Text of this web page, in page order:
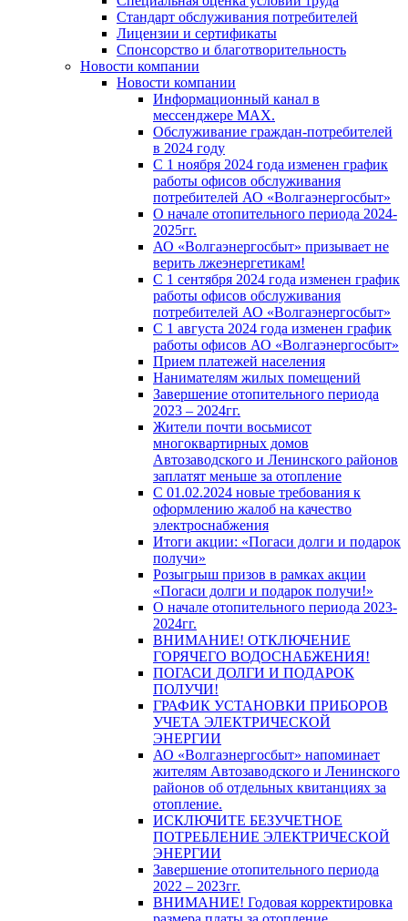
Стандарт обслуживания потребителей
Лицензии и сертификаты
Спонсорство и благотворительность
Новости компании
Новости компании
Информационный канал в
мессенджере MAX.
Обслуживание граждан-потребителей
в 2024 году
С 1 ноября 2024 года изменен график
работы офисов обслуживания
потребителей АО «Волгаэнергосбыт»
О начале отопительного периода 2024-
2025гг.
АО «Волгаэнергосбыт» призывает не
верить лжеэнергетикам!
С 1 сентября 2024 года изменен график
работы офисов обслуживания
потребителей АО «Волгаэнергосбыт»
С 1 августа 2024 года изменен график
работы офисов АО «Волгаэнергосбыт»
Прием платежей населения
Нанимателям жилых помещений
Завершение отопительного периода
2023 – 2024гг.
Жители почти восьмисот
многоквартирных домов
Автозаводского и Ленинского районов
заплатят меньше за отопление
С 01.02.2024 новые требования к
оформлению жалоб на качество
электроснабжения
Итоги акции: «Погаси долги и подарок
получи»
Розыгрыш призов в рамках акции
«Погаси долги и подарок получи!»
О начале отопительного периода 2023-
2024гг.
ВНИМАНИЕ! ОТКЛЮЧЕНИЕ
ГОРЯЧЕГО ВОДОСНАБЖЕНИЯ!
ПОГАСИ ДОЛГИ И ПОДАРОК
ПОЛУЧИ!
ГРАФИК УСТАНОВКИ ПРИБОРОВ
УЧЕТА ЭЛЕКТРИЧЕСКОЙ
ЭНЕРГИИ
АО «Волгаэнергосбыт» напоминает
жителям Автозаводского и Ленинского
районов об отдельных квитанциях за
отопление.
ИСКЛЮЧИТЕ БЕЗУЧЕТНОЕ
ПОТРЕБЛЕНИЕ ЭЛЕКТРИЧЕСКОЙ
ЭНЕРГИИ
Завершение отопительного периода
2022 – 2023гг.
ВНИМАНИЕ! Годовая корректировка